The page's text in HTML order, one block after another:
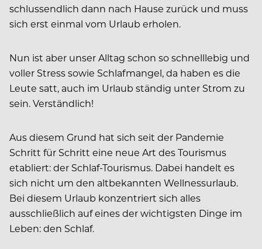
schlussendlich dann nach Hause zurück und muss
sich erst einmal vom Urlaub erholen.
Nun ist aber unser Alltag schon so schnelllebig und
voller Stress sowie Schlafmangel, da haben es die
Leute satt, auch im Urlaub ständig unter Strom zu
sein. Verständlich!
Aus diesem Grund hat sich seit der Pandemie
Schritt für Schritt eine neue Art des Tourismus
etabliert: der Schlaf-Tourismus. Dabei handelt es
sich nicht um den altbekannten Wellnessurlaub.
Bei diesem Urlaub konzentriert sich alles
ausschließlich auf eines der wichtigsten Dinge im
Leben: den Schlaf.